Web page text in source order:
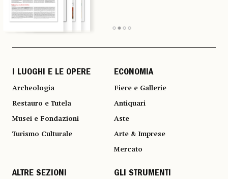
I LUOGHI E LE OPERE
Archeologia
Restauro e Tutela
Musei e Fondazioni
Turismo Culturale
ECONOMIA
Fiere e Gallerie
Antiquari
Aste
Arte & Imprese
Mercato
ALTRE SEZIONI GLI STRUMENTI